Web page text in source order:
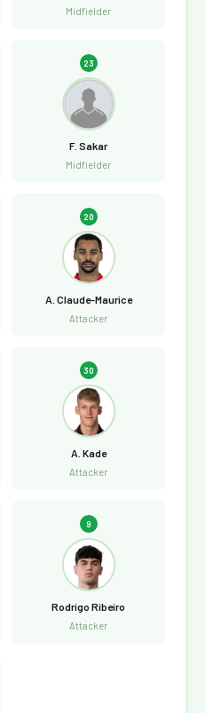
Midfielder
23
F. Sakar
Midfielder
20
A. Claude-Maurice
Attacker
30
A. Kade
Attacker
9
Rodrigo Ribeiro
Attacker